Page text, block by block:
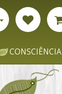
CONSCIÊNCIA